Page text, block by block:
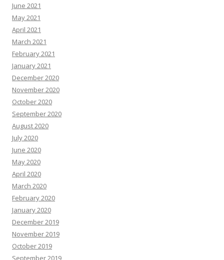
June 2021
May 2021
April 2021
March 2021
February 2021
January 2021
December 2020
November 2020
October 2020
September 2020
August 2020
July 2020
June 2020
May 2020
April 2020
March 2020
February 2020
January 2020
December 2019
November 2019
October 2019
September 2019